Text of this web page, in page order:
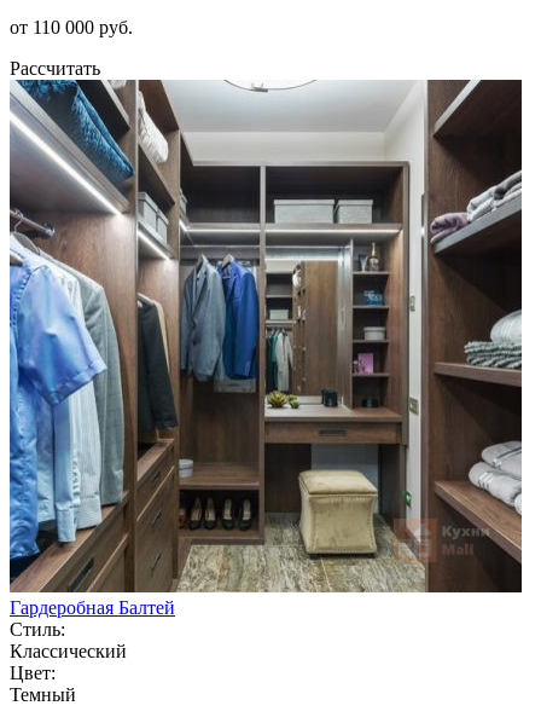
от 110 000 руб.
Рассчитать
Гардеробная Балтей
Стиль:
Классический
Цвет:
Темный